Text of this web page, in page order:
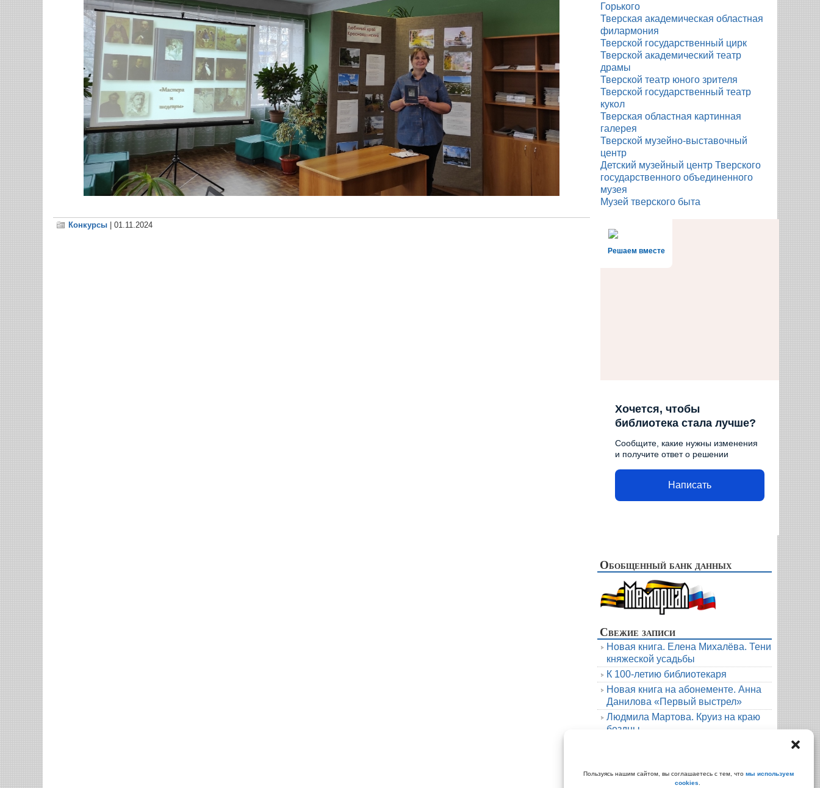
Пользуясь нашим сайтом, вы соглашаетесь с тем, что мы используем
cookies
Конкурсы | 01.11.2024
Горького
Тверская академическая областная
филармония
Тверской государственный цирк
Тверской академический театр
драмы
Тверской театр юного зрителя
Тверской государственный театр
кукол
Тверская областная картинная
галерея
Тверской музейно-выставочный
центр
Детский музейный центр Тверского
государственного объединенного
музея
Музей тверского быта
Решаем вместе
Хочется, чтобы
библиотека стала лучше?
Сообщите, какие нужны изменения
и получите ответ о решении
Написать
Обобщенный банк данных
Свежие записи
Новая книга. Елена Михалёва. Тени
княжеской усадьбы
К 100-летию библиотекаря
Новая книга на абонементе. Анна
Данилова «Первый выстрел»
Людмила Мартова. Круиз на краю
бездны
Архивы